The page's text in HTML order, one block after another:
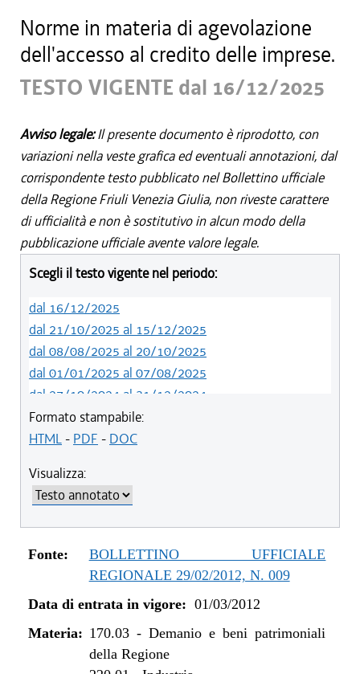
Norme in materia di agevolazione
dell'accesso al credito delle imprese.
TESTO VIGENTE dal 16/12/2025
Avviso legale:Il presente documento è riprodotto, con
variazioni nella veste grafica ed eventuali annotazioni, dal
corrispondente testo pubblicato nel Bollettino ufficiale
della Regione Friuli Venezia Giulia, non riveste carattere
di ufficialità e non è sostitutivo in alcun modo della
pubblicazione ufficiale avente valore legale.
Scegli il testo vigente nel periodo:
dal 16/12/2025
dal 21/10/2025 al 15/12/2025
dal 08/08/2025 al 20/10/2025
dal 01/01/2025 al 07/08/2025
dal 27/10/2024 al 31/12/2024
dal 10/08/2024 al 26/10/2024
dal 01/01/2024 al 09/08/2024
dal 01/01/2023 al 28/02/2023
dal 06/11/2021 al 31/12/2022
dal 26/02/2021 al 05/11/2021
dal 26/06/2020 al 25/02/2021
dal 13/03/2020 al 25/06/2020
dal 01/01/2019 al 10/07/2019
dal 13/08/2016 al 31/12/2018
dal 23/07/2015 al 12/08/2016
Formato stampabile:
HTML- PDF - DOC
Visualizza:
Fonte:
BOLLETTINO UFFICIALE
REGIONALE 29/02/2012, N. 009
Data di entrata in vigore: 01/03/2012
Materia: 170.03- Demanio e beni patrimoniali
della Regione